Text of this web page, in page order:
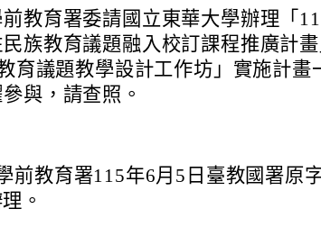
教育署委請國立東華大學辦理「
族教育議題融入校訂課程推廣計
育議題教學設計工作坊」實施計畫
與，請查照。
前教育署115年6月5日臺教國署原
。